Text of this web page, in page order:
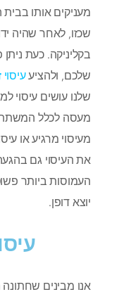
מעניקים אותו
שכזו, לאחר שהיה
בקליניקה. כעת
שלכם, ולהציעעיסוי
שלנו עושים עיסוי
מעסה לכלל
מעיסוי מרגיע או
את העיסוי גם
העמוסות ביותר
יוצא דופן.
אנו מבינים